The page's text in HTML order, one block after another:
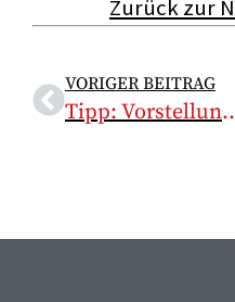
Zurück zur
VORIGER BEITRAG
Tipp: Vorstellung von